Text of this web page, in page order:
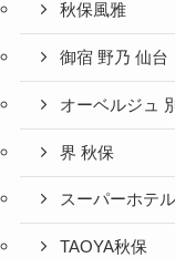
秋保風雅
御宿 野乃 仙台
オーベルジュ
界 秋保
スーパーホテ
TAOYA秋保